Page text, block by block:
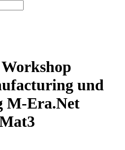
und
M-Era.Net